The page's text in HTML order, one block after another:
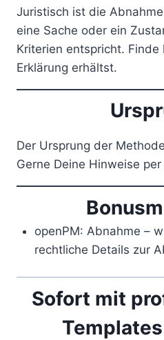
Juristisch ist die
eine Sache oder ein
Kriterien entspricht. Finde
Erklärung erhältst.
Der Ursprung der
Gerne Deine Hinweise per
openPM: Abnahme –
rechtliche Details zur
Sofort mit